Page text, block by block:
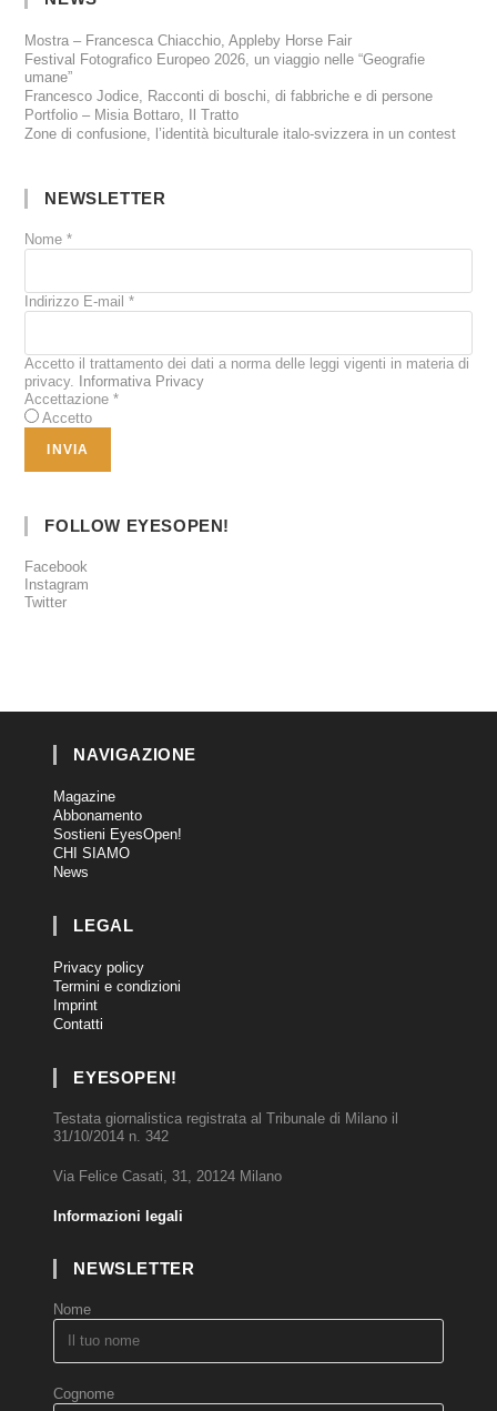
Mostra – Francesca Chiacchio, Appleby Horse Fair
Festival Fotografico Europeo 2026, un viaggio nelle “Geografie
umane”
Francesco Jodice, Racconti di boschi, di fabbriche e di persone
Portfolio – Misia Bottaro, Il Tratto
Zone di confusione, l’identità biculturale italo-svizzera in un contest
NEWSLETTER
Nome*
Indirizzo E-mail*
Accetto il trattamento dei dati a norma delle leggi vigenti in materia di
privacy.
Informativa Privacy
Accettazione*
Accetto
FOLLOW EYESOPEN!
Facebook
Instagram
Twitter
NAVIGAZIONE
Magazine
Abbonamento
Sostieni EyesOpen!
CHI SIAMO
News
LEGAL
Privacy policy
Termini e condizioni
Imprint
Contatti
EYESOPEN!
Testata giornalistica registrata al Tribunale di Milano il
31/10/2014 n. 342
Via Felice Casati, 31, 20124 Milano
Informazioni legali
NEWSLETTER
Nome
Cognome